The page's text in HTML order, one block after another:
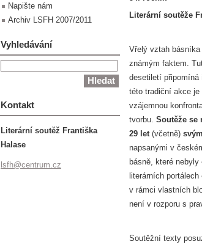
Literární soutěže
Vřelý vztah
známým faktem.
desetiletí
této tradiční akce je
vzájemnou
tvorbu. Soutěže se
29 let (včetně)
napsanými v
básně, které
literárních
v rámci vlastních
není v rozporu s
Soutěžní texty
Napište nám
Archiv LSFH 2007/2011
Vyhledávání
Kontakt
Literární soutěž Františka
Halase
lsfh@centrum.cz